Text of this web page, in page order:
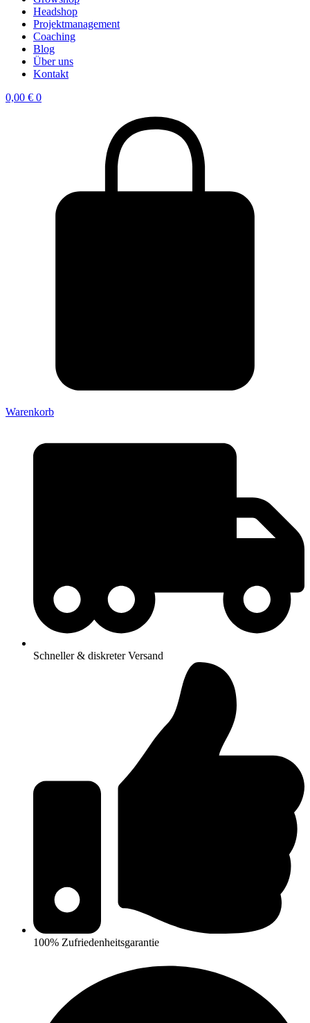
Headshop
Projektmanagement
Coaching
Blog
Über uns
Kontakt
0,00 € 0
Warenkorb
Schneller & diskreter Versand
100% Zufriedenheitsgarantie